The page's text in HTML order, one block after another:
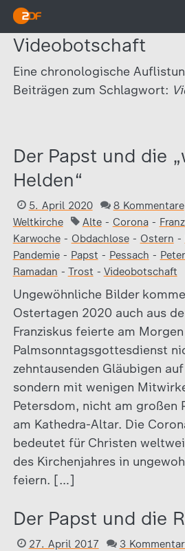
Videobotschaft
Eine chronologische
Beiträgen zum Schlagwort:
Der Papst und die
Helden“
5. April 2020 8 Kommentare
Weltkirche
Alte- Corona-
Karwoche- Obdachlose- Ostern -
Pandemie- Papst - Pessach -
Ramadan - Trost - Videobotschaft
Ungewöhnliche Bilder
Ostertagen 2020 auch aus
Franziskus feierte am
Palmsonntagsgottesdienst
zehntausenden Gläubigen
sondern mit wenigen
Petersdom, nicht am großen
am Kathedra-Altar. Die
bedeutet für Christen
des Kirchenjahres in
feiern. […]
Der Papst und die
27. April 2017 3